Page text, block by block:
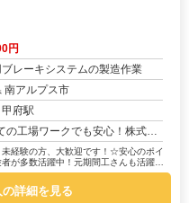
円
レーキシステムの製造作業
南アルプス市
甲府駅
も安心！株式会社京栄センターで新しい一歩を踏み出してみませんか？☆家具付き寮完備で、手ぶらで入...
経験の方、大歓迎です！☆安心のポイ
が多数活躍中！元期間工さんも活躍し
詳細を見る